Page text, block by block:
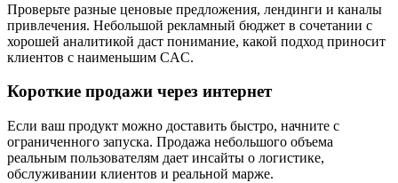
Проверьте разные ценовые предложения, лендинги и каналы
привлечения. Небольшой рекламный бюджет в сочетании с
хорошей аналитикой даст понимание, какой подход приносит
клиентов с наименьшим CAC.
Короткие продажи через интернет
Если ваш продукт можно доставить быстро, начните с
ограниченного запуска. Продажа небольшого объема
реальным пользователям дает инсайты о логистике,
обслуживании клиентов и реальной марже.